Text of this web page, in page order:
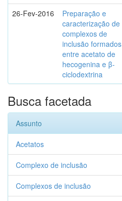
26-Fev-2016
Preparação e
caracterização de
complexos de
inclusão formados
entre acetato de
hecogenina e β-
ciclodextrina
Busca facetada
Assunto
Acetatos
Complexo de inclusão
Complexos de inclusão